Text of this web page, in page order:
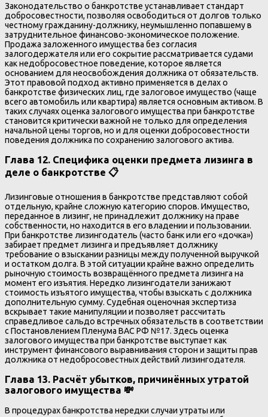
Законодательство о банкротстве устанавливает стандарт
добросовестности, позволяя освободиться от долгов только
честному гражданину-должнику, неумышленно попавшему в
затруднительное финансово-экономическое положение.
Продажа заложенного имущества без согласия
залогодержателя или его сокрытие рассматривается судами
как недобросовестное поведение, которое является
основанием для неосвобождения должника от обязательств.
Этот правовой подход активно применяется в делах о
банкротстве физических лиц, где залоговое имущество (чаще
всего автомобиль или квартира) является основным активом. В
таких случаях оценка залогового имущества при банкротстве
становится критически важной не только для определения
начальной цены торгов, но и для оценки добросовестности
поведения должника по сохранению залогового актива.
Глава 12. Специфика оценки предмета лизинга в
деле о банкротстве 📋
Лизинговые отношения в банкротстве представляют собой
отдельную, крайне сложную категорию споров. Имущество,
переданное в лизинг, не принадлежит должнику на праве
собственности, но находится в его владении и пользовании.
При банкротстве лизингодатель (часто банк или его «дочка»)
забирает предмет лизинга и предъявляет должнику
требование о взыскании разницы между полученной выручкой
и остатком долга. В этой ситуации крайне важно определить
рыночную стоимость возвращённого предмета лизинга на
момент его изъятия. Нередко лизингодатели занижают
стоимость изъятого имущества, чтобы взыскать с должника
дополнительную сумму. Судебная оценочная экспертиза
вскрывает такие манипуляции и позволяет рассчитать
справедливое сальдо встречных обязательств в соответствии
с Постановлением Пленума ВАС РФ №17. Здесь оценка
залогового имущества при банкротстве выступает как
инструмент финансового выравнивания сторон и защиты прав
должника от недобросовестных действий лизингодателя.
Глава 13. Расчёт убытков, причинённых утратой
залогового имущества 💸
В процедурах банкротства нередки случаи утраты или